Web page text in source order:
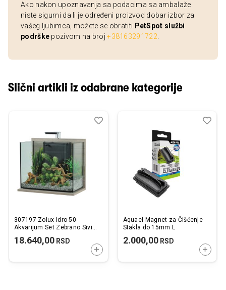
Ako nakon upoznavanja sa podacima sa ambalaže
niste sigurni da li je određeni proizvod dobar izbor za
vašeg ljubimca, možete se obratiti PetSpot službi
podrške pozivom na broj+38163291722
Slični artikli iz odabrane kategorije
307197 Zolux Idro 50
Akvarijum Set Zebrano Sivi
18.640,00 RSD
DODAJTE U KORPU
Dodaj
Uporedi
Aquael Magnet za Čišćenje
Stakla do 15mm L
2.000,00RSD